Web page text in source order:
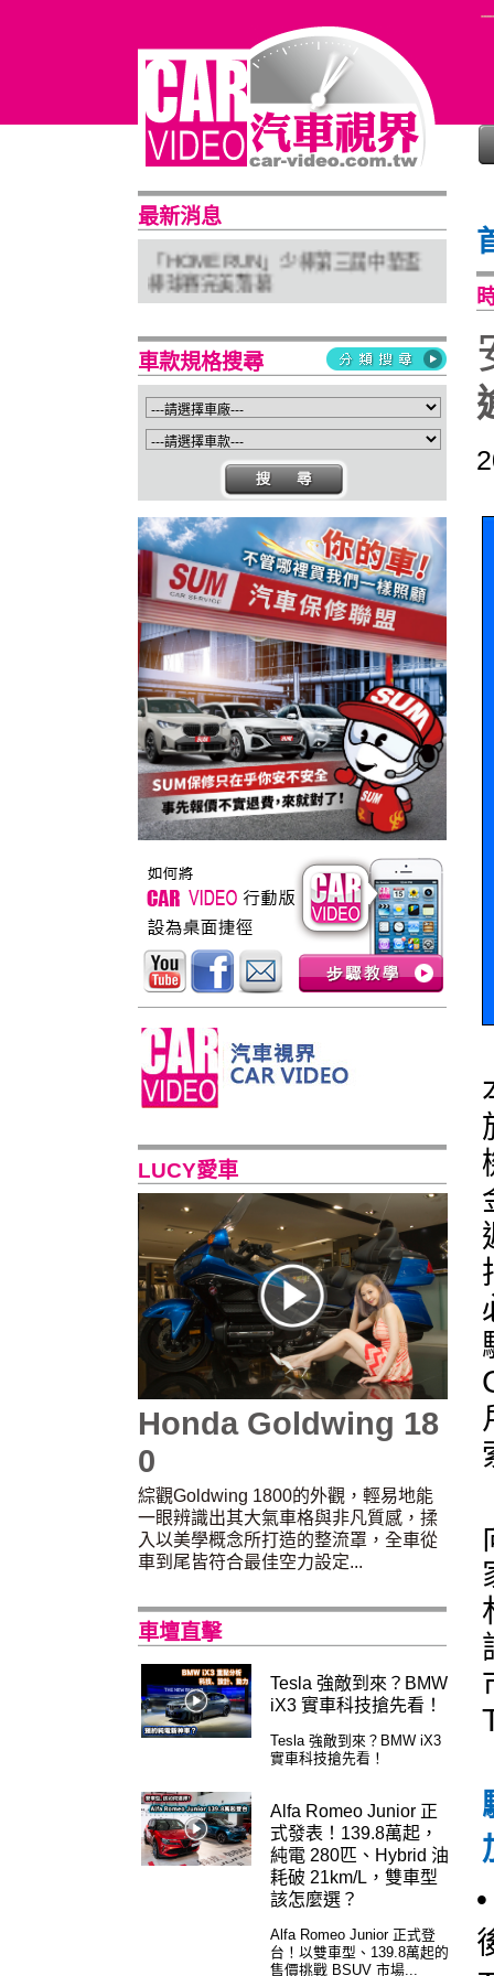
最新消息
普利司通穩馭前行 四大系列改款齊發
進化未來
「HOME RUN」少棒第三屆中華盃
棒球賽完美落幕
亞太首座 Stellantis Brand House 據
Suzuki 新北土城旗艦店盛大開幕
Isuzu屏東2S新據點開幕 強化南台灣
服務網絡
車款規格搜尋
LUCY愛車
Honda Goldwing 18
0
綜觀Goldwing 1800的外觀，輕易地能
一眼辨識出其大氣車格與非凡質感，揉
入以美學概念所打造的整流罩，全車從
車到尾皆符合最佳空力設定...
車壇直擊
Tesla 強敵到來？BMW
iX3 實車科技搶先看！
Tesla 強敵到來？BMW iX3
實車科技搶先看！
Alfa Romeo Junior 正
式發表！139.8萬起，
純電 280匹、Hybrid 油
耗破 21km/L，雙車型
該怎麼選？
Alfa Romeo Junior 正式登
台！以雙車型、139.8萬起的
售價挑戰 BSUV 市場...